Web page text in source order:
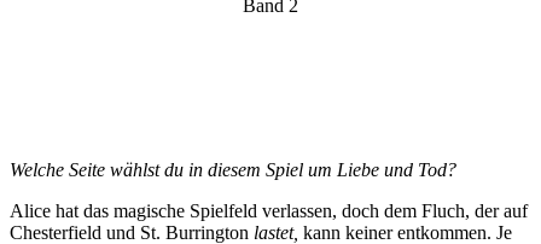
Band 2
Welche Seite wählst du in diesem Spiel um Liebe und Tod?
Alice hat das magische Spielfeld verlassen, doch dem Fluch, der auf
Chesterfield und St. Burrington lastet, kann keiner entkommen. Je